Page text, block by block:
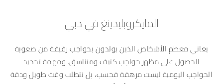
المايكروبليدينغ في دبي
يعاني معظم الأشخاص الذين يولدون بحواجب رقيقة من صعوبة
الحصول على مظهر حواجب كثيف ومتناسق. ومهمة تحديد
الحواجب اليومية ليست مرهقة فحسب، بل تتطلب وقت طويل ودقة